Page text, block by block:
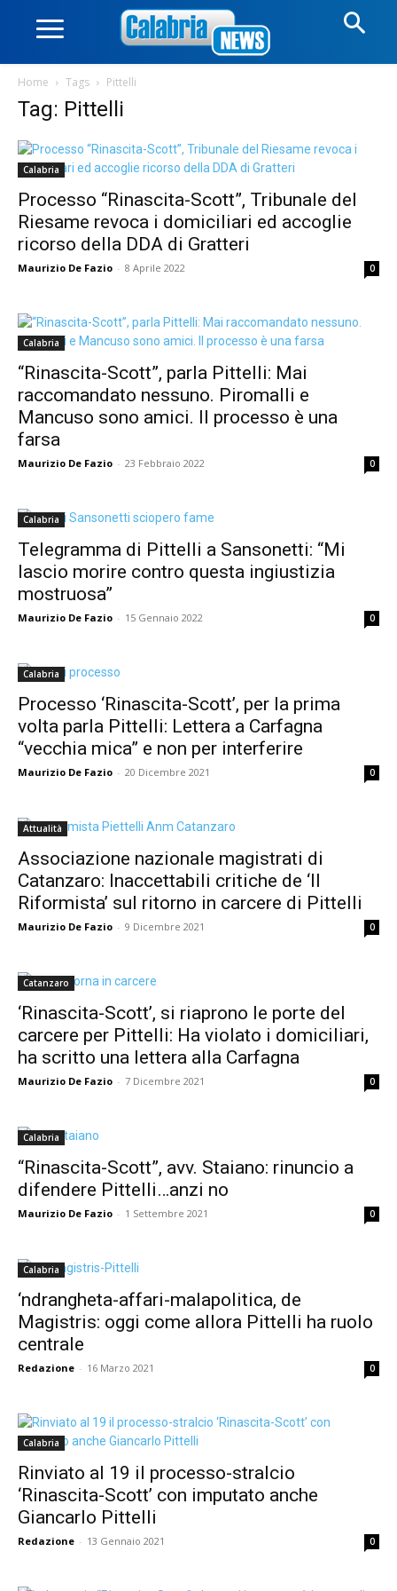
Home Tags Pittelli
Tag: Pittelli
Calabria
Processo “Rinascita-Scott”, Tribunale del
Riesame revoca i domiciliari ed accoglie
ricorso della DDA di Gratteri
Maurizio De Fazio - 8 Aprile 2022 0
Calabria
“Rinascita-Scott”, parla Pittelli: Mai
raccomandato nessuno. Piromalli e
Mancuso sono amici. Il processo è una
farsa
Maurizio De Fazio - 23 Febbraio 2022 0
Calabria
Telegramma di Pittelli a Sansonetti: “Mi
lascio morire contro questa ingiustizia
mostruosa”
Maurizio De Fazio - 15 Gennaio 2022 0
Calabria
Processo ‘Rinascita-Scott’, per la prima
volta parla Pittelli: Lettera a Carfagna
“vecchia mica” e non per interferire
Maurizio De Fazio - 20 Dicembre 2021 0
Attualità
Associazione nazionale magistrati di
Catanzaro: Inaccettabili critiche de ‘Il
Riformista’ sul ritorno in carcere di Pittelli
Maurizio De Fazio - 9 Dicembre 2021 0
Catanzaro
‘Rinascita-Scott’, si riaprono le porte del
carcere per Pittelli: Ha violato i domiciliari,
ha scritto una lettera alla Carfagna
Maurizio De Fazio - 7 Dicembre 2021 0
Calabria
“Rinascita-Scott”, avv. Staiano: rinuncio a
difendere Pittelli…anzi no
Maurizio De Fazio - 1 Settembre 2021 0
Calabria
‘ndrangheta-affari-malapolitica, de
Magistris: oggi come allora Pittelli ha ruolo
centrale
Redazione - 16 Marzo 2021 0
Calabria
Rinviato al 19 il processo-stralcio
‘Rinascita-Scott’ con imputato anche
Giancarlo Pittelli
Redazione - 13 Gennaio 2021 0